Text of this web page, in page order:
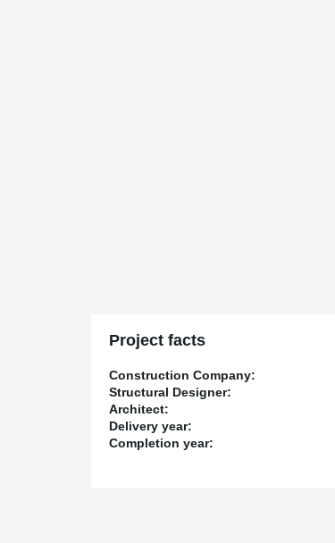
Project facts
Construction Company:
Structural Designer:
Architect:
Delivery year:
Completion year: